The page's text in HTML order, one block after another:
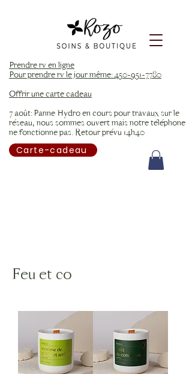
Carte-cadeau
Prendre rv en ligne
Pour prendre rv le jour même: 450-951-7780
Offrir une carte cadeau
7 août: Panne Hydro en cours pour travaux sur le
réseau, nous sommes ouvert mais notre téléphone
ne fonctionne pas. Retour prévu 14h40
Feu et co